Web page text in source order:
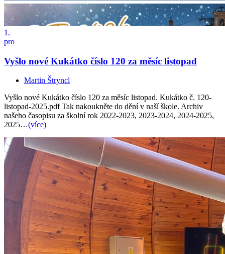
1.
pro
Vyšlo nové Kukátko číslo 120 za měsíc listopad
Martin Štryncl
Vyšlo nové Kukátko číslo 120 za měsíc listopad. Kukátko č. 120-
listopad-2025.pdf Tak nakoukněte do dění v naší škole. Archiv
našeho časopisu za školní rok 2022-2023, 2023-2024, 2024-2025,
2025…(více)